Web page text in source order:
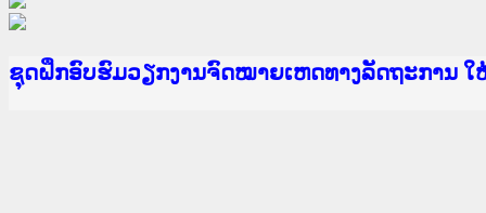
Ministry of Justice Lao PDR
ເຜີຍແຜ່ວັບໄຊຈົດໝາຍເຫດທາງລັດຖະການ ແລະ ແອັ
ກະຊວງຍຸຕິທຳ
ຊຸດຝຶກອົບຮົມວຽກງານຈົດໝາຍເຫດທາງລັດຖະການ
ກອງປະຊຸມທົບທວນຄືນການຈັດຕັ້ງປະຕິບັດວຽກງານຈົ
ຝຶກອົບຮົມ ຜູ່ປະສານງານວຽກງານຈົດໝາຍເຫດທາງລັ
ຝຶກອົບຮົມ ຜູ່ປະສານງານວຽກງານຈົດໝາຍເຫດທາງລັ
ເຜີຍແຜ່ແອັບກົດໝາຍລາວ ແລະ ເວັບໄຊຈົດໝາຍເຫດ
ເຜີຍແຜ່ແອັບກົດໝາຍລາວ ແລະ ເວັບໄຊຈົດໝາຍເຫດ
ຍົກລະດັບວຽກງານຈົດໝາຍເຫດທາງລັດຖະການໃຫ້ຜູ້
ຊຸດຝຶກອົບຮົມວຽກງານຈົດໝາຍເຫດທາງລັດຖະການ ໃ